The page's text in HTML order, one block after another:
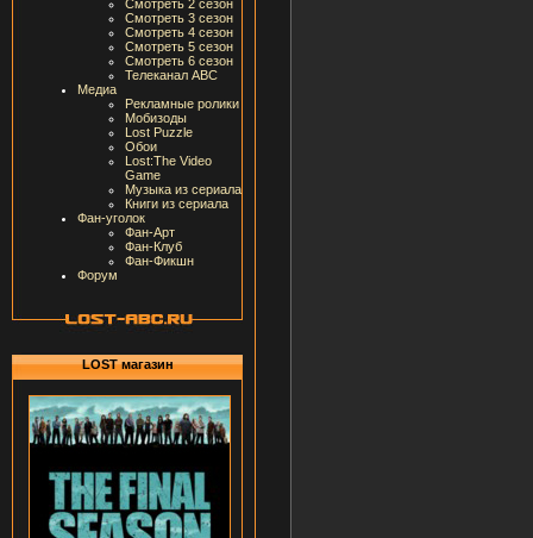
Смотреть 2 сезон
Смотреть 3 сезон
Смотреть 4 сезон
Смотреть 5 сезон
Смотреть 6 сезон
Телеканал ABC
Медиа
Рекламные ролики
Мобизоды
Lost Puzzle
Обои
Lost:The Video
Game
Музыка из сериала
Книги из сериала
Фан-уголок
Фан-Арт
Фан-Клуб
Фан-Фикшн
Форум
LOST магазин